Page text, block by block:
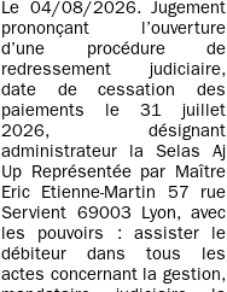
Le 04/08/2026. Jugement
prononçant l’ouverture
d’une procédure de
redressement judiciaire,
date de cessation des
paiements le 31 juillet
2026, désignant
administrateur la Selas Aj
Up Représentée par Maître
Eric Etienne-Martin 57 rue
Servient 69003 Lyon, avec
les pouvoirs : assister le
débiteur dans tous les
actes concernant la gestion,